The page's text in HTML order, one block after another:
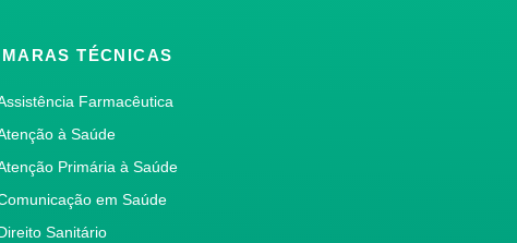
TÉCNICAS
Farmacêutica
à Saúde
Primária à Saúde
em Saúde
Sanitário